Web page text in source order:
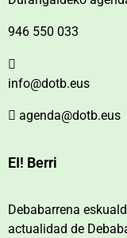
946 550 033
info@dotb.eus
agenda@dotb.eus
EI! Berri
Debabarrena
actualidad de